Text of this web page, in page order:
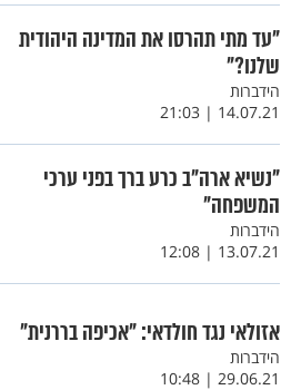
"עד מתי תהרסו את המדינה היהודית
שלנו?"
הידברות
14.07.21 | 21:03
"נשיא ארה"ב כרע ברך בפני ערכי
המשפחה"
הידברות
13.07.21 | 12:08
אזולאי נגד חולדאי: "אכיפה בררנית"
הידברות
29.06.21 | 10:48